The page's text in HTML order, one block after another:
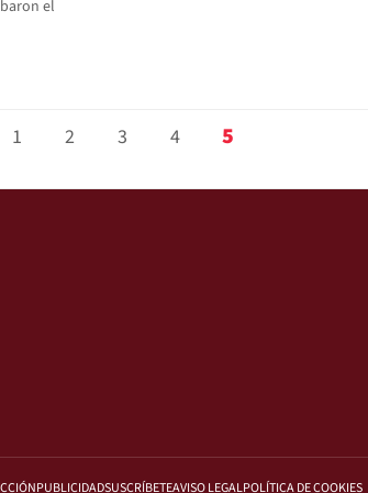
el
1 2 3 4 5
PUBLICIDADSUSCRÍBETEAVISO LEGALPOLÍTICA DE COOKIES